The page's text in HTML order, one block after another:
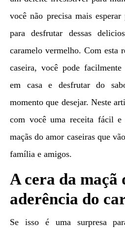
você não precisa mais
para desfrutar dessas
caramelo vermelho. Com esta
caseira, você pode facilmente
em casa e desfrutar do
momento que desejar. Neste
com você uma receita fácil e
maçãs do amor caseiras que
família e amigos.
A cera da maçã
aderência do
Se isso é uma surpresa